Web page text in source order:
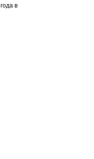
года в